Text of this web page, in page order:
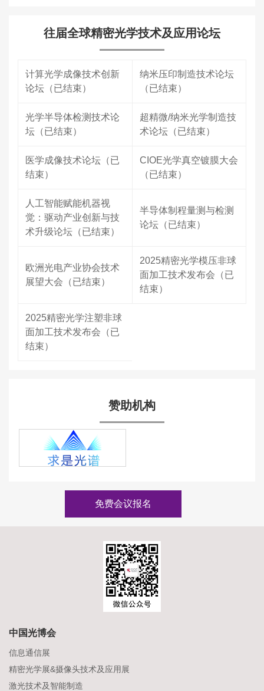
往届全球精密光学技术及应用论坛
计算光学成像技术创新
论坛（已结束）
纳米压印制造技术论坛
（已结束）
光学半导体检测技术论
坛（已结束）
超精微/纳米光学制造技
术论坛（已结束）
医学成像技术论坛（已
结束）
CIOE光学真空镀膜大会
（已结束）
人工智能赋能机器视
觉：驱动产业创新与技
术升级论坛（已结束）
半导体制程量测与检测
论坛（已结束）
欧洲光电产业协会技术
展望大会（已结束）
2025精密光学模压非球
面加工技术发布会（已
结束）
2025精密光学注塑非球
面加工技术发布会（已
结束）
赞助机构
免费会议报名
中国光博会
信息通信展
精密光学展&摄像头技术及应用展
激光技术及智能制造